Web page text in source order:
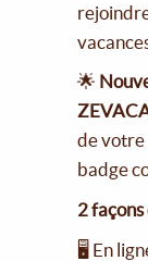
🌟
de
badge
2
🖥️ En